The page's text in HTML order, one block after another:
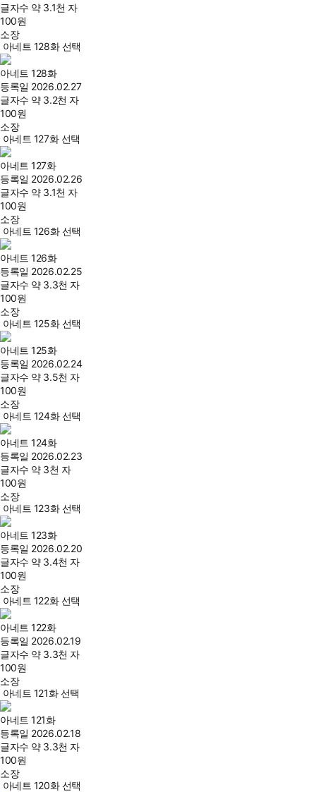
글자수 약 3.1천 자
100원
소장
아네트 128화 선택
아네트 128화
등록일 2026.02.27
글자수 약 3.2천 자
100원
소장
아네트 127화 선택
아네트 127화
등록일 2026.02.26
글자수 약 3.1천 자
100원
소장
아네트 126화 선택
아네트 126화
등록일 2026.02.25
글자수 약 3.3천 자
100원
소장
아네트 125화 선택
아네트 125화
등록일 2026.02.24
글자수 약 3.5천 자
100원
소장
아네트 124화 선택
아네트 124화
등록일 2026.02.23
글자수 약 3천 자
100원
소장
아네트 123화 선택
아네트 123화
등록일 2026.02.20
글자수 약 3.4천 자
100원
소장
아네트 122화 선택
아네트 122화
등록일 2026.02.19
글자수 약 3.3천 자
100원
소장
아네트 121화 선택
아네트 121화
등록일 2026.02.18
글자수 약 3.3천 자
100원
소장
아네트 120화 선택